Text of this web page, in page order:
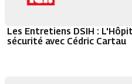
Les Entretiens DSIH :
sécurité avec Cédric Cartau